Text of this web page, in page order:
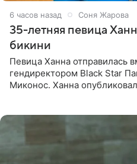
6 часов назад Соня Жарова
35-летняя певица
бикини
Певица Ханна отправилась
гендиректором Black Star
Миконос. Ханна